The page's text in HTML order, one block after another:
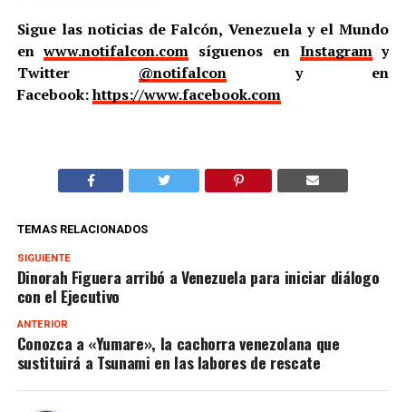
Sigue las noticias de Falcón, Venezuela y el Mundo
enwww.notifalcon.com síguenos en Instagramy
Twitter @notifalcony en
Facebook:https://www.facebook.com
TEMAS RELACIONADOS
SIGUIENTE
Dinorah Figuera arribó a Venezuela para iniciar diálogo
con el Ejecutivo
ANTERIOR
Conozca a «Yumare», la cachorra venezolana que
sustituirá a Tsunami en las labores de rescate